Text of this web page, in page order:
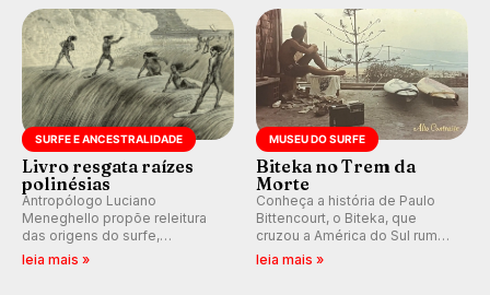
km/h em Itanhaém.
SURFE E ANCESTRALIDADE
Livro resgata raízes
polinésias
Antropólogo Luciano
Meneghello propõe releitura
das origens do surfe,
resgatando a cultura polinésia
e questionando a visão
leia mais »
MUSEU DO SURFE
Biteka no Trem da
Morte
Conheça a história de Paulo
Bittencourt, o Biteka, que
cruzou a América do Sul rumo
ao Pacífico em uma jornada
que se tornou um marco de
leia mais »